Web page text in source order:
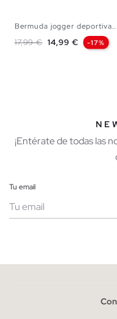
XS
Bermuda jogger deportiva...
Precio base
17,99 € Precio
14,99 € -17%
¡Entérate de todas las
Tu email
He leído y entiendo la